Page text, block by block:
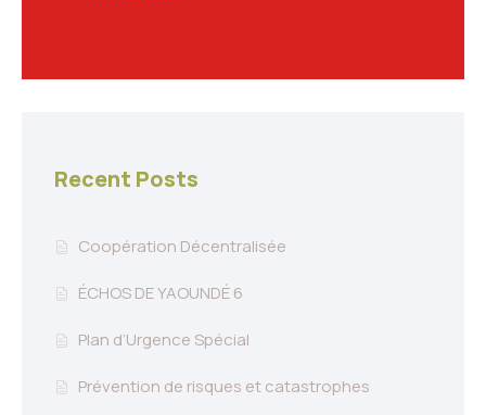
Recent Posts
Coopération Décentralisée
ÉCHOS DE YAOUNDÉ 6
Plan d’Urgence Spécial
Prévention de risques et catastrophes